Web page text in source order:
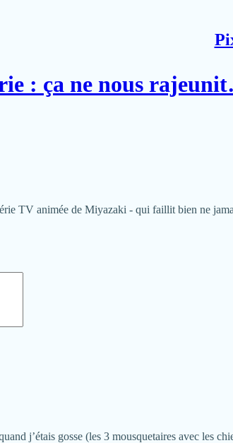
: ça ne nous
TV animée de Miyazaki - qui faillit bien ne
j’étais gosse (les 3 mousquetaires avec les